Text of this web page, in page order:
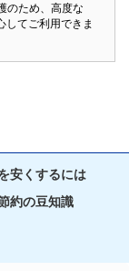
のため、高度な
してご利用できま
安くするには
約の豆知識